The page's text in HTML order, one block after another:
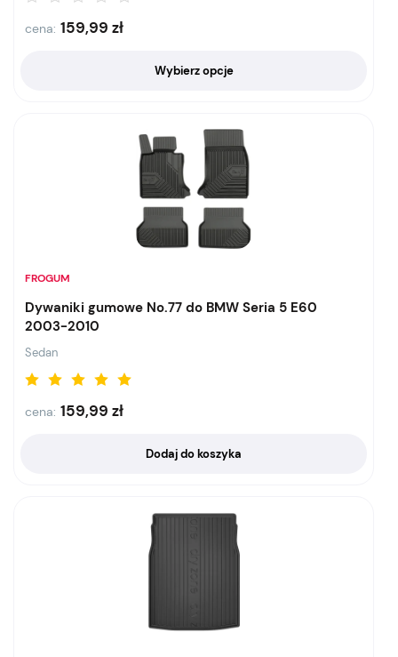
cena: 159,99 zł
Wybierz opcje
FROGUM
Dywaniki gumowe No.77 do BMW Seria 5 E60
2003-2010
Sedan
cena: 159,99 zł
Dodaj do koszyka